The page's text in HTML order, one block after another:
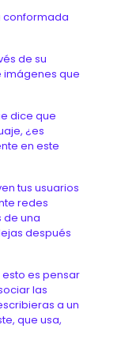
conformada
de su
imágenes que
dice que
¿es
en este
tus usuarios
redes
de una
después
es pensar
las
a un
que usa,